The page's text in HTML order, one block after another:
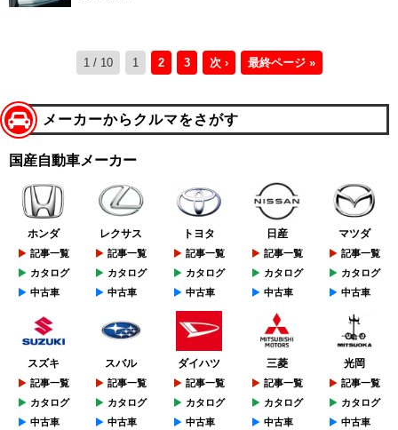
1 / 10 1 2 3 次 › 最終ページ »
メーカーからクルマをさがす
国産自動車メーカー
ホンダ
記事一覧
カタログ
中古車
レクサス
記事一覧
カタログ
中古車
トヨタ
記事一覧
カタログ
中古車
日産
記事一覧
カタログ
中古車
マツダ
記事一覧
カタログ
中古車
スズキ
記事一覧
カタログ
中古車
スバル
記事一覧
カタログ
中古車
ダイハツ
記事一覧
カタログ
中古車
三菱
記事一覧
カタログ
中古車
光岡
記事一覧
カタログ
中古車